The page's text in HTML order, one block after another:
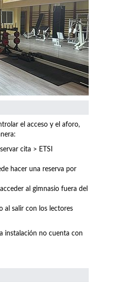
el acceso y el aforo,
cita > ETSI
hacer una reserva por
al gimnasio fuera del
al salir con los lectores
instalación no cuenta con